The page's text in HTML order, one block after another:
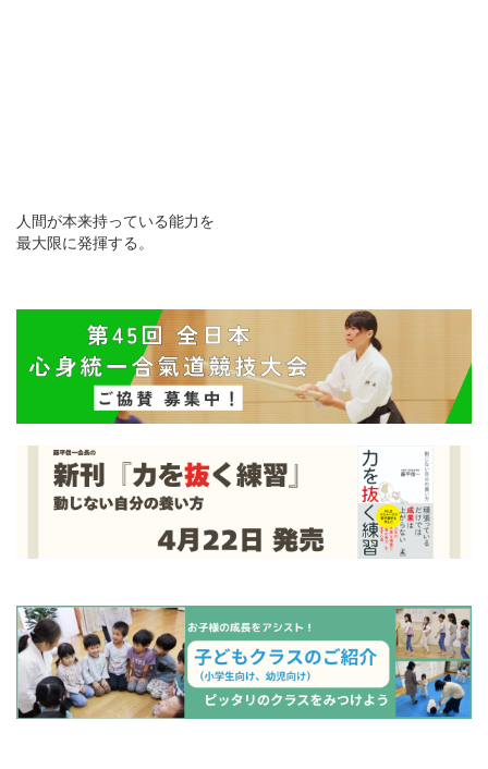
人間が本来持っている能力を
最大限に発揮する。